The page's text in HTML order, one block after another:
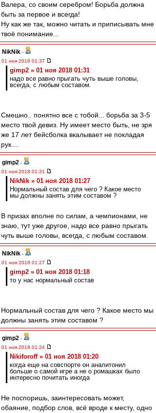
Валера, со своим серебром! Борьба должна
быть за первое и всегда!
Ну как же так, можно читать и приписывать мне
твоё понимание...
NikNik -
01 ноя 2018 01:37
gimp2 » 01 ноя 2018 01:31
надо все равно прыгать чуть выше головы,
всегда, с любым составом.
Смешно.. понятно все с тобой... борьба за 3-5
место твой девиз. Ну имеет место быть, не зря
же 17 лет бейсболка вкалывает не покладая
рук....
gimp2 -
01 ноя 2018 01:31
NikNik » 01 ноя 2018 01:27
Нормальный состав для чего ? Какое место
мы должны занять этим составом ?
В призах вполне по силам, а чемпионами, не
знаю, тут уже другое, надо все равно прыгать
чуть выше головы, всегда, с любым составом.
NikNik -
01 ноя 2018 01:27
gimp2 » 01 ноя 2018 01:18
то у нас нормальный состав
Нормальный состав для чего ? Какое место мы
должны занять этим составом ?
gimp2 -
01 ноя 2018 01:24
Nikiforoff » 01 ноя 2018 01:20
когда еще на совспорте он аналитонил
больше о самой игре а не о ромашках было
интересно почитать иногда
Не поспоришь, заинтересовать может,
обаяние, подбор слов, всё вроде к месту, одно